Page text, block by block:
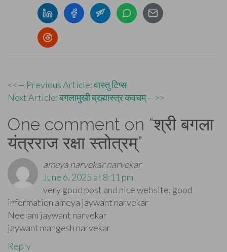
Post
navigation
<<— Previous Article: वास्तु टिप्स
Next Article: बगलामुखी ब्रह्मास्त्र कवचम् —>>
One comment on “श्री बगला
यंत्रराज रक्षा स्तोत्रम्”
ameya narvekar narvekar
June 6, 2025 at 8:11 pm
very good post and nice website, good
information ameya jaywant narvekar
Neelam jaywant narvekar
jaywant mangesh narvekar
Reply